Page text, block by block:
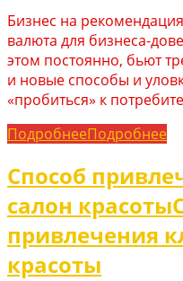
Бизнес на
валюта для бизнеса-
этом постоянно, бьют
и новые способы и
«пробиться» к
ПодробнееПодробнее
Способ
салон красоты
привлечения
красоты